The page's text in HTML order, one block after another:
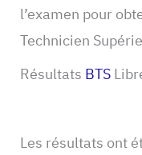
l’examen pour
Technicien
Résultats BTS
Les résultats ont